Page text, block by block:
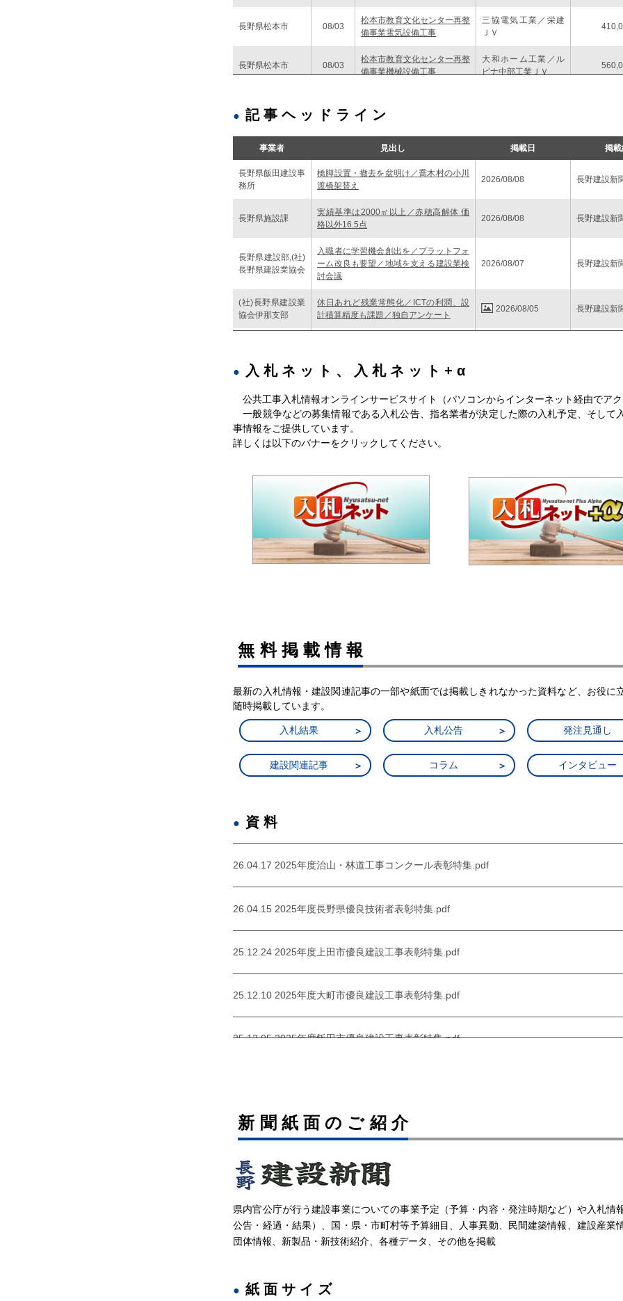
長野県松本市 08/03
松本市教育文化センター再整
備事業電気設備工事
三協電気工業／栄建
ＪＶ
長野県松本市 08/03
松本市教育文化センター再整
備事業機械設備工事
大和ホーム工業／ル
ピナ中部工業ＪＶ
長野県松本市 08/03
センター整備事業電気設備工
事
記事ヘッドライン
事業者 見出し 掲載日 掲
長野県飯田建設事
務所
橋脚設置・撤去を盆明け／喬木村の小川
渡橋架替え
2026/08/08 長野建設新
長野県施設課
実績基準は2000㎡以上／赤穂高解体 価
格以外16.5点
2026/08/08 長野建設新
長野県建設部,(社)
長野県建設業協会
入職者に学習機会創出を／プラットフォ
ーム改良も要望／地域を支える建設業検
討会議
2026/08/07 長野建設新
(社)長野県建設業
協会伊那支部
休日あれど残業常態化／ICTの利潤、設
計積算精度も課題／独自アンケート
2026/08/05 長野建設新
長野県伊那建設事
務所
技術提案型で９月／106ｍのコンポ橋上
長野県施設課
第１期解体を９月／６月補正で4.3億円
措置／赤穂総合学科新校
入札ネット、入札ネット+α
公共工事入札情報オンラインサービスサイト（パソコンからインターネット経由でアク
一般競争などの募集情報である入札公告、指名業者が決定した際の入札予定、そして
事情報をご提供しています。
詳しくは以下のバナーをクリックしてください。
無料掲載情報
最新の入札情報・建設関連記事の一部や紙面では掲載しきれなかった資料など、お役に
随時掲載しています。
入札結果 入札公告 発注見通し
建設関連記事 コラム インタビュー
資料
26.04.17 2025年度治山・林道工事コンクール表彰特集.pdf
26.04.15 2025年度長野県優良技術者表彰特集.pdf
25.12.24 2025年度上田市優良建設工事表彰特集.pdf
25.12.10 2025年度大町市優良建設工事表彰特集.pdf
25.12.05 2025年度飯田市優良建設工事表彰特集.pdf
25.11.21 2025年度駒ヶ根市優良建設工事表彰特集.pdf
25.10.29 2025年度松本市優良建設工事表彰特集.pdf
25.10.22 2025年度塩尻市優良建設工事表彰特集.pdf
25.09.17 2025年度中野市優良建設工事表彰特集.pdf
新聞紙面のご紹介
県内官公庁が行う建設事業についての事業予定（予算・内容・発注時期など）や入札情
公告・経過・結果）、国・県・市町村等予算細目、人事異動、民間建築情報、建設産業
団体情報、新製品・新技術紹介、各種データ、その他を掲載
紙面サイズ